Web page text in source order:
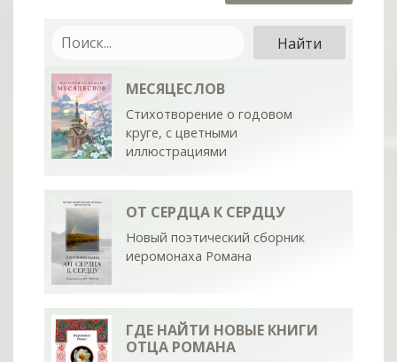
МЕСЯЦЕСЛОВ
Стихотворение о годовом
круге, с цветными
иллюстрациями
ОТ СЕРДЦА К СЕРДЦУ
Новый поэтический сборник
иеромонаха Романа
ГДЕ НАЙТИ НОВЫЕ КНИГИ
ОТЦА РОМАНА